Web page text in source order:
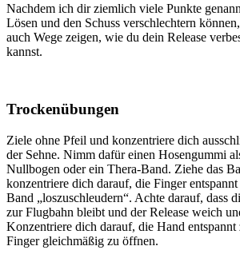
Nachdem ich dir ziemlich viele Punkte
Lösen und den Schuss verschlechtern
auch Wege zeigen, wie du dein Release
kannst.
Trockenübungen
Ziele ohne Pfeil und konzentriere dich
der Sehne. Nimm dafür einen Hosengummi
Nullbogen oder ein Thera-Band. Ziehe das
konzentriere dich darauf, die Finger
Band „loszuschleudern“. Achte darauf, dass
zur Flugbahn bleibt und der Release weich
Konzentriere dich darauf, die Hand entspannt
Finger gleichmäßig zu öffnen.